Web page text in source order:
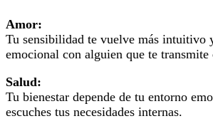
Amor:
Tu sensibilidad te vuelve más intuitivo
emocional con alguien que te
Salud:
Tu bienestar depende de tu entorno
escuches tus necesidades internas.